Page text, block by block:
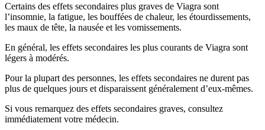
Certains des effets secondaires plus graves de Viagra sont
l’insomnie, la fatigue, les bouffées de chaleur, les étourdissements,
les maux de tête, la nausée et les vomissements.
En général, les effets secondaires les plus courants de Viagra sont
légers à modérés.
Pour la plupart des personnes, les effets secondaires ne durent pas
plus de quelques jours et disparaissent généralement d’eux-mêmes.
Si vous remarquez des effets secondaires graves, consultez
immédiatement votre médecin.